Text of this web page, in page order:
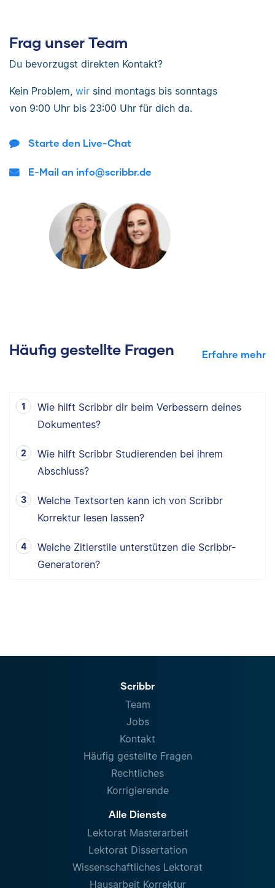
Frag unser Team
Du bevorzugst direkten Kontakt?
Kein Problem, wir sind montags bis sonntags
von 9:00 Uhr bis 23:00 Uhr für dich da.
Starte den Live-Chat
E-Mail an info@scribbr.de
Häufig gestellte Fragen Erfahre mehr
Wie hilft Scribbr dir beim Verbessern deines
Dokumentes?
Wie hilft Scribbr Studierenden bei ihrem
Abschluss?
Welche Textsorten kann ich von Scribbr
Korrektur lesen lassen?
Welche Zitierstile unterstützen die Scribbr-
Generatoren?
Scribbr
Team
Jobs
Kontakt
Häufig gestellte Fragen
Rechtliches
Korrigierende
Alle Dienste
Lektorat Masterarbeit
Lektorat Dissertation
Wissenschaftliches Lektorat
Hausarbeit Korrektur